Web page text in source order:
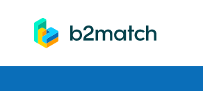
springen